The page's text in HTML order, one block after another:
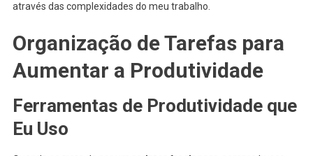
através das complexidades do meu trabalho.
Organização de Tarefas para
Aumentar a Produtividade
Ferramentas de Produtividade que
Eu Uso